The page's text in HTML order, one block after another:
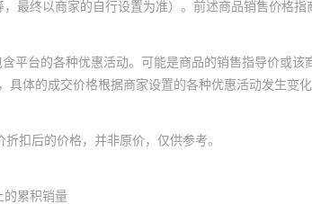
最终以商家的自行设置为准）。前述商品销售价格
平台的各种优惠活动。可能是商品的销售指导价或该
体的成交价格根据商家设置的各种优惠活动发生变化
扣后的价格，并非原价，仅供参考。
的累积销量